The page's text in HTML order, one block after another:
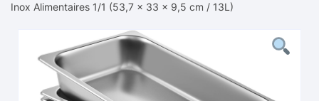
Inox Alimentaires 1/1 (53,7 x 33 x 9,5 cm / 13L)